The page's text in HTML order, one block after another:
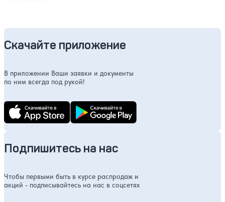
Скачайте приложение
В приложении Ваши заявки и документы
по ним всегда под рукой!
Подпишитесь на нас
Чтобы первыми быть в курсе распродаж и
акций - подписывайтесь на нас в соцсетях